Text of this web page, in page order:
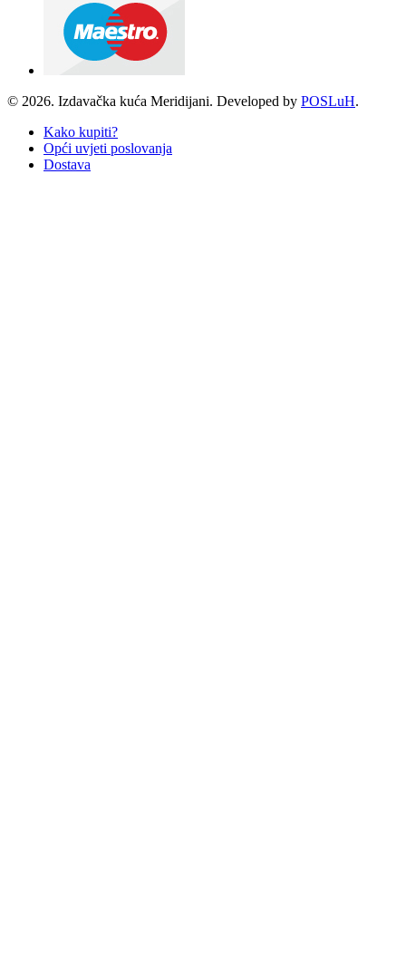
© 2026. Izdavačka kuća Meridijani. Developed by POSLuH.
Kako kupiti?
Opći uvjeti poslovanja
Dostava